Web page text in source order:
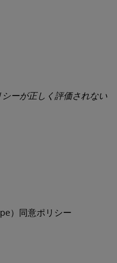
ーが正しく評価されない
）同意ポリシー